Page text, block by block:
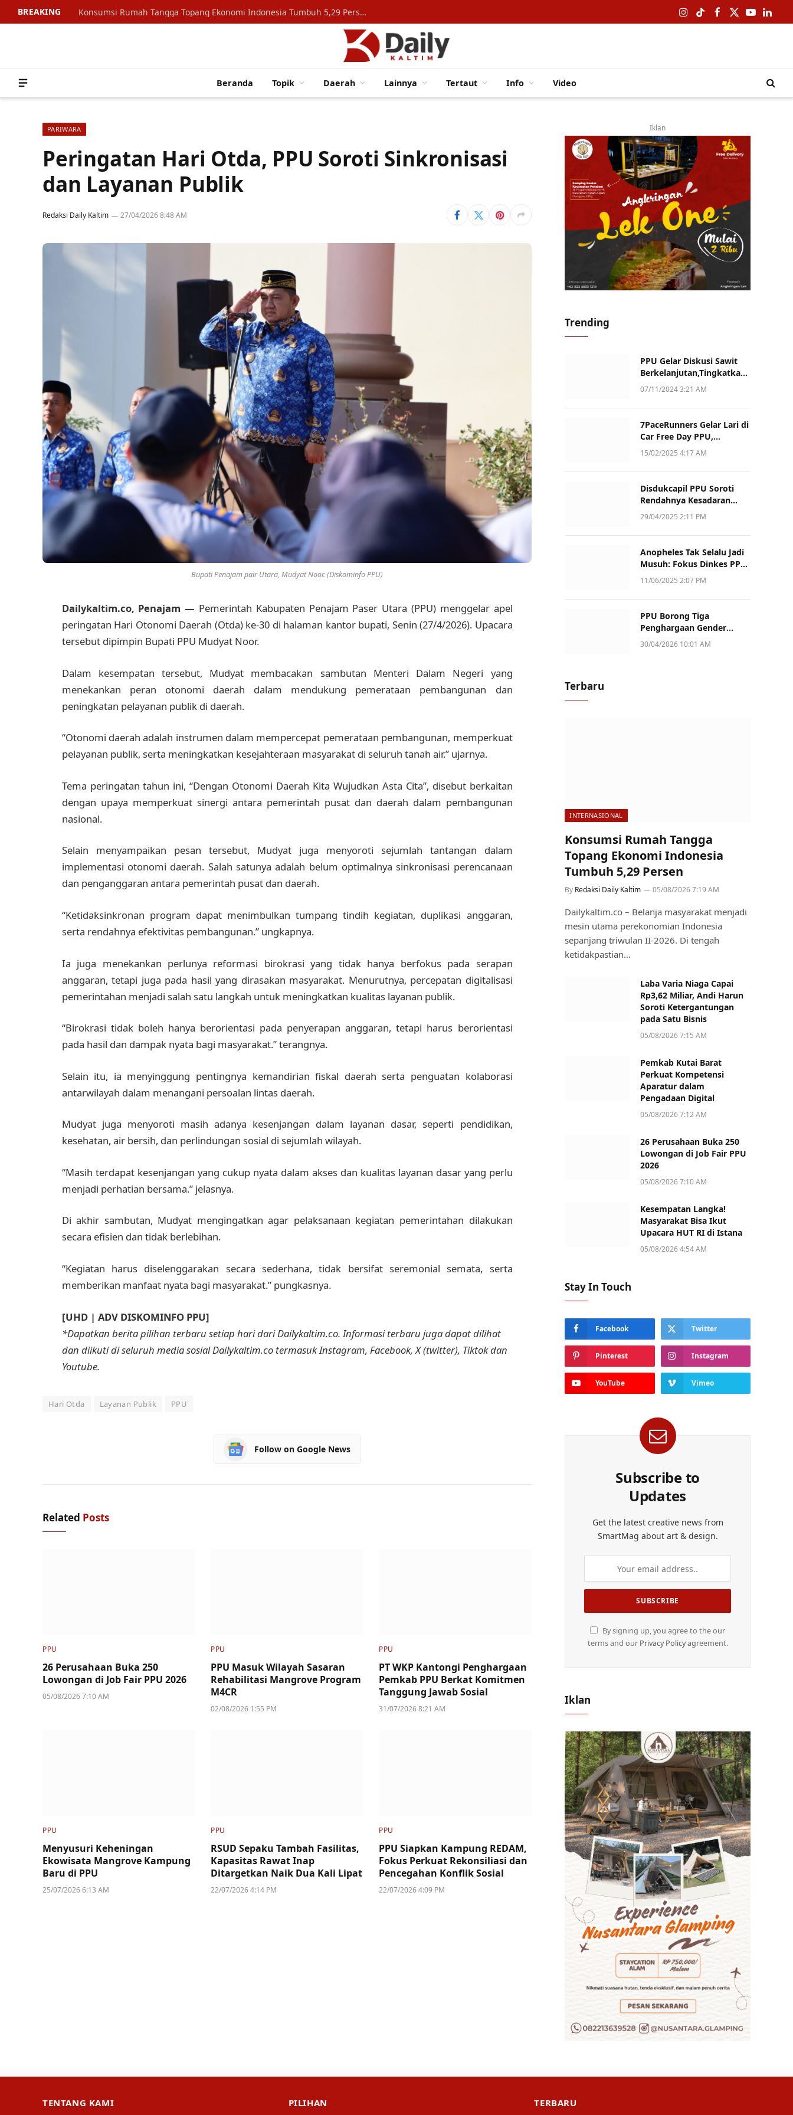
BREAKING Konsumsi Rumah Tangga Topang Ekonomi Indonesia Tumbuh 5,29 Persen Instagram
TikTokFacebook
X
YouTube
Beranda Topik Daerah Lainnya Tertaut Info Video
PARIWARA
Peringatan Hari Otda, PPU Soroti Sinkronisasi
dan Layanan Publik
Redaksi Daily Kaltim 27/04/2026 8:48 AM
Bupati Penajam pair Utara, Mudyat Noor. (Diskominfo PPU)
Dailykaltim.co, Penajam — Pemerintah Kabupaten Penajam Paser Utara (PPU) menggelar apel
peringatan Hari Otonomi Daerah (Otda) ke-30 di halaman kantor bupati, Senin (27/4/2026). Upacara
tersebut dipimpin Bupati PPU Mudyat Noor.
Dalam kesempatan tersebut, Mudyat membacakan sambutan Menteri Dalam Negeri yang
menekankan peran otonomi daerah dalam mendukung pemerataan pembangunan dan
peningkatan pelayanan publik di daerah.
“Otonomi daerah adalah instrumen dalam mempercepat pemerataan pembangunan, memperkuat
pelayanan publik, serta meningkatkan kesejahteraan masyarakat di seluruh tanah air.” ujarnya.
Tema peringatan tahun ini, “Dengan Otonomi Daerah Kita Wujudkan Asta Cita”, disebut berkaitan
dengan upaya memperkuat sinergi antara pemerintah pusat dan daerah dalam pembangunan
nasional.
Selain menyampaikan pesan tersebut, Mudyat juga menyoroti sejumlah tantangan dalam
implementasi otonomi daerah. Salah satunya adalah belum optimalnya sinkronisasi perencanaan
dan penganggaran antara pemerintah pusat dan daerah.
“Ketidaksinkronan program dapat menimbulkan tumpang tindih kegiatan, duplikasi anggaran,
serta rendahnya efektivitas pembangunan.” ungkapnya.
Ia juga menekankan perlunya reformasi birokrasi yang tidak hanya berfokus pada serapan
anggaran, tetapi juga pada hasil yang dirasakan masyarakat. Menurutnya, percepatan digitalisasi
pemerintahan menjadi salah satu langkah untuk meningkatkan kualitas layanan publik.
“Birokrasi tidak boleh hanya berorientasi pada penyerapan anggaran, tetapi harus berorientasi
pada hasil dan dampak nyata bagi masyarakat.” terangnya.
Selain itu, ia menyinggung pentingnya kemandirian fiskal daerah serta penguatan kolaborasi
antarwilayah dalam menangani persoalan lintas daerah.
Mudyat juga menyoroti masih adanya kesenjangan dalam layanan dasar, seperti pendidikan,
kesehatan, air bersih, dan perlindungan sosial di sejumlah wilayah.
“Masih terdapat kesenjangan yang cukup nyata dalam akses dan kualitas layanan dasar yang perlu
menjadi perhatian bersama.” jelasnya.
Di akhir sambutan, Mudyat mengingatkan agar pelaksanaan kegiatan pemerintahan dilakukan
secara efisien dan tidak berlebihan.
“Kegiatan harus diselenggarakan secara sederhana, tidak bersifat seremonial semata, serta
memberikan manfaat nyata bagi masyarakat.” pungkasnya.
[UHD | ADV DISKOMINFO PPU]
*Dapatkan berita pilihan terbaru setiap hari dari Dailykaltim.co. Informasi terbaru juga dapat dilihat
dan diikuti di seluruh media sosial Dailykaltim.co termasuk Instagram, Facebook, X (twitter), Tiktok dan
Youtube.
Hari Otda Layanan Publik PPU
Follow on Google News
Related Posts
PPU
26 Perusahaan Buka 250
Lowongan di Job Fair PPU 2026
05/08/2026 7:10 AM
PPU
PPU Masuk Wilayah Sasaran
Rehabilitasi Mangrove Program
M4CR
02/08/2026 1:55 PM
PPU
PT WKP Kantongi Penghargaan
Pemkab PPU Berkat Komitmen
Tanggung Jawab Sosial
31/07/2026 8:21 AM
PPU
Menyusuri Keheningan
Ekowisata Mangrove Kampung
Baru di PPU
25/07/2026 6:13 AM
PPU
RSUD Sepaku Tambah Fasilitas,
Kapasitas Rawat Inap
Ditargetkan Naik Dua Kali Lipat
22/07/2026 4:14 PM
PPU
PPU Siapkan Kampung REDAM,
Fokus Perkuat Rekonsiliasi dan
Pencegahan Konflik Sosial
22/07/2026 4:09 PM
Iklan
Trending
PPU Gelar Diskusi Sawit
Berkelanjutan,Tingkatkan
Daya Saing dan Kualitas
07/11/2024 3:21 AM
7PaceRunners Gelar Lari di
Car Free Day PPU,
Kampanye Gaya Hidup
15/02/2025 4:17 AM
Disdukcapil PPU Soroti
Rendahnya Kesadaran
Warga Soal Pelaporan
29/04/2025 2:11 PM
Anopheles Tak Selalu Jadi
Musuh: Fokus Dinkes PPU
Kini ke Penularan Aktif di
11/06/2025 2:07 PM
PPU Borong Tiga
Penghargaan Gender
Champion Kaltim 2026,
30/04/2026 10:01 AM
Terbaru
INTERNASIONAL
Konsumsi Rumah Tangga
Topang Ekonomi Indonesia
Tumbuh 5,29 Persen
By Redaksi Daily Kaltim 05/08/2026 7:19 AM
Dailykaltim.co – Belanja masyarakat menjadi
mesin utama perekonomian Indonesia
sepanjang triwulan II-2026. Di tengah
ketidakpastian…
Laba Varia Niaga Capai
Rp3,62 Miliar, Andi Harun
Soroti Ketergantungan
pada Satu Bisnis
05/08/2026 7:15 AM
Pemkab Kutai Barat
Perkuat Kompetensi
Aparatur dalam
Pengadaan Digital
05/08/2026 7:12 AM
26 Perusahaan Buka 250
Lowongan di Job Fair PPU
2026
05/08/2026 7:10 AM
Kesempatan Langka!
Masyarakat Bisa Ikut
Upacara HUT RI di Istana
05/08/2026 4:54 AM
Stay In Touch
Facebook Twitter
Pinterest Instagram
YouTube Vimeo
Subscribe to
Updates
Get the latest creative news from
SmartMag about art & design.
By signing up, you agree to the our
terms and our Privacy Policyagreement.
Iklan
TENTANG KAMI PILIHAN TERBARU